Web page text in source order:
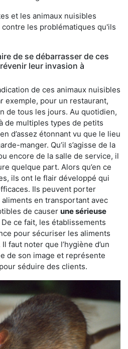
et les animaux nuisibles
les problématiques qu'ils
de se débarrasser de ces
leur invasion à
de ces animaux nuisibles
exemple, pour un restaurant,
de tous les jours. Au quotidien,
de multiples types de petits
d’assez étonnant vu que le lieu
manger. Qu’il s’agisse de la
encore de la salle de service, il
quelque part. Alors qu’en ce
ils ont le flair développé qui
Ils peuvent porter
en transportant avec
de causer une sérieuse
De ce fait, les établissements
pour sécuriser les aliments
faut noter que l’hygiène d’un
de son image et représente
séduire des clients.